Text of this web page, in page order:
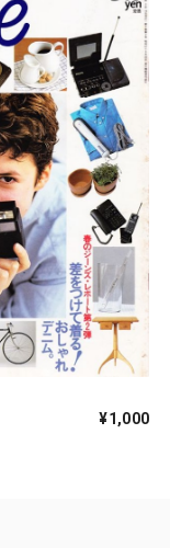
¥1,000